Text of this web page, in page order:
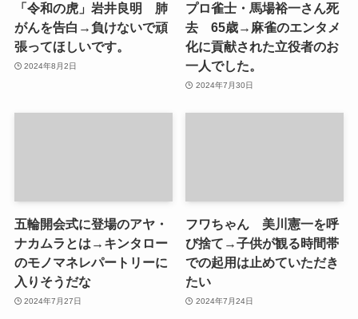
「令和の虎」岩井良明 肺
がんを告白→負けないで頑
張ってほしいです。
2024年8月2日
プロ雀士・馬場裕一さん死
去 65歳→麻雀のエンタメ
化に貢献された立役者のお
一人でした。
2024年7月30日
五輪開会式に登場のアヤ・
ナカムラとは→キンタロー
のモノマネレパートリーに
入りそうだな
2024年7月27日
フワちゃん 美川憲一を呼
び捨て→子供が観る時間帯
での起用は止めていただき
たい
2024年7月24日